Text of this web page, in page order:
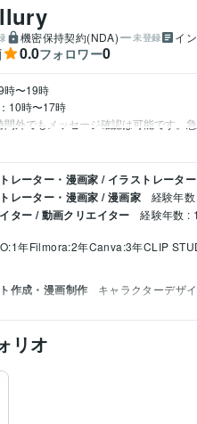
機密保持契約(NDA) 未登録 イ
0.0フォロワー0
時〜19時
10時〜17時
間外でもメッセージ確認は可能です。
レーター・漫画家 / イラストレーター
レーター・漫画家 / 漫画家 経験年
ター / 動画クリエイター 経験年数 :
年Filmora:2年Canva:3年CLIP
作成・漫画制作 キャラクターデザ
リオ